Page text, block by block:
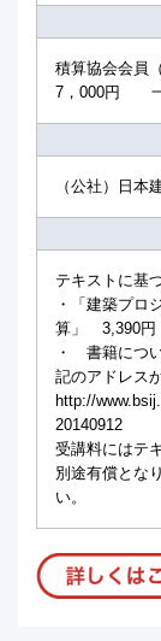
積算協会会
7，000円
（公社）日
テキストに基
・「建築プロ
算」 3,390円
・ 書籍につ
記のアドレス
http://
20140912
受講料にはテ
別途有償とな
い。